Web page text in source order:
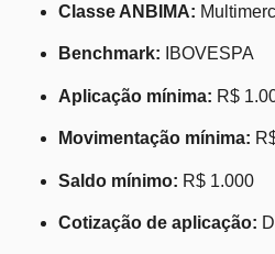
Classe ANBIMA:
Benchmark: IBOVESPA
Aplicação mínima: R$
Movimentação mínima:
Saldo mínimo: R$ 1.000
Cotização de aplicação: